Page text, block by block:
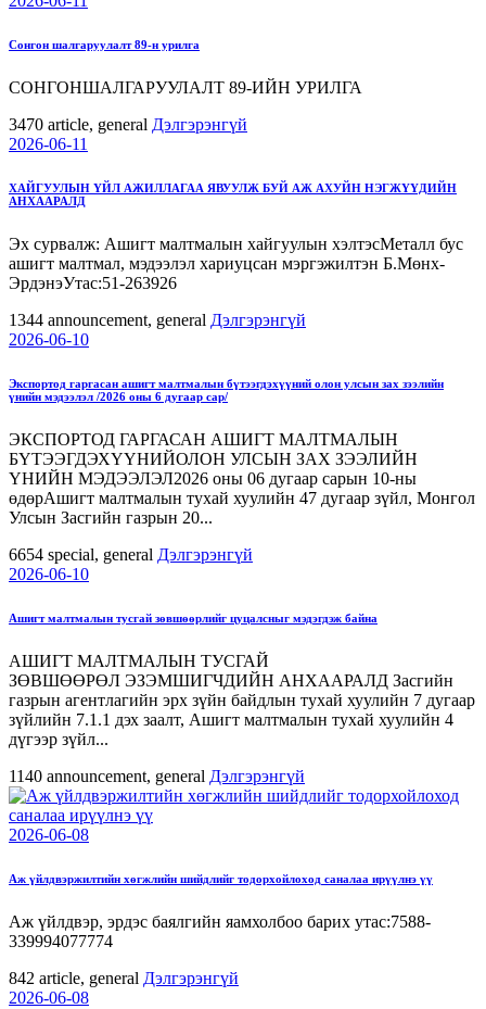
Сонгон шалгаруулалт 89-н урилга
СОНГОНШАЛГАРУУЛАЛТ 89-ИЙН УРИЛГА
3470 article, general Дэлгэрэнгүй
2026-06-11
ХАЙГУУЛЫН ҮЙЛ АЖИЛЛАГАА ЯВУУЛЖ БУЙ АЖ АХУЙН НЭГЖҮҮДИЙН
АНХААРАЛД
Эх сурвалж: Ашигт малтмалын хайгуулын хэлтэсМеталл бус
ашигт малтмал, мэдээлэл хариуцсан мэргэжилтэн Б.Мөнх-
ЭрдэнэУтас:51-263926
1344 announcement, general Дэлгэрэнгүй
2026-06-10
Экспортод гаргасан ашигт малтмалын бүтээгдэхүүний олон улсын зах зээлийн
үнийн мэдээлэл /2026 оны 6 дугаар сар/
ЭКСПОРТОД ГАРГАСАН АШИГТ МАЛТМАЛЫН
БҮТЭЭГДЭХҮҮНИЙОЛОН УЛСЫН ЗАХ ЗЭЭЛИЙН
ҮНИЙН МЭДЭЭЛЭЛ2026 оны 06 дугаар сарын 10-ны
өдөрАшигт малтмалын тухай хуулийн 47 дугаар зүйл, Монгол
Улсын Засгийн газрын 20...
6654 special, general Дэлгэрэнгүй
2026-06-10
Ашигт малтмалын тусгай зөвшөөрлийг цуцалсныг мэдэгдэж байна
АШИГТ МАЛТМАЛЫН ТУСГАЙ
ЗӨВШӨӨРӨЛ ЭЗЭМШИГЧДИЙН АНХААРАЛД Засгийн
газрын агентлагийн эрх зүйн байдлын тухай хуулийн 7 дугаар
зүйлийн 7.1.1 дэх заалт, Ашигт малтмалын тухай хуулийн 4
дүгээр зүйл...
1140 announcement, general Дэлгэрэнгүй
2026-06-08
Аж үйлдвэржилтийн хөгжлийн шийдлийг тодорхойлоход саналаа ирүүлнэ үү
Аж үйлдвэр, эрдэс баялгийн яамхолбоо барих утас:7588-
339994077774
842 article, general Дэлгэрэнгүй
2026-06-08